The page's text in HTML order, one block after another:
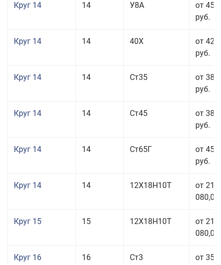
Круг 14 14 У8А
от 45
руб.
Круг 14 14 40Х
от 42
руб.
Круг 14 14 Ст35
от 38
руб.
Круг 14 14 Ст45
от 38
руб.
Круг 14 14 Ст65Г
от 45
руб.
Круг 14 14 12Х18Н10Т
от 211
080,00
Круг 15 15 12Х18Н10Т
от 211
080,00
Круг 16 16 Ст3
от 35